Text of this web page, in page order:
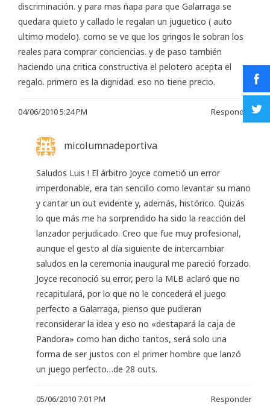
discriminación. y para mas ñapa para que Galarraga se
quedara quieto y callado le regalan un juguetico ( auto
ultimo modelo). como se ve que los gringos le sobran los
reales para comprar conciencias. y de paso también
haciendo una critica constructiva el pelotero acepta el
regalo. primero es la dignidad. eso no tiene precio.
04/06/2010 5:24 PM Responder
micolumnadeportiva
Saludos Luis ! El árbitro Joyce cometió un error
imperdonable, era tan sencillo como levantar su mano
y cantar un out evidente y, además, histórico. Quizás
lo que más me ha sorprendido ha sido la reacción del
lanzador perjudicado. Creo que fue muy profesional,
aunque el gesto al día siguiente de intercambiar
saludos en la ceremonia inaugural me pareció forzado.
Joyce reconoció su error, pero la MLB aclaró que no
recapitulará, por lo que no le concederá el juego
perfecto a Galarraga, pienso que pudieran
reconsiderar la idea y eso no «destapará la caja de
Pandora» como han dicho tantos, será solo una
forma de ser justos con el primer hombre que lanzó
un juego perfecto…de 28 outs.
05/06/2010 7:01 PM Responder